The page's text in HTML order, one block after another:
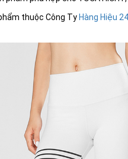
thuộc Công TyHàng Hiệu